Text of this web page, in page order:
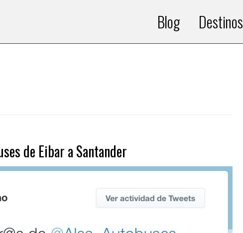
Blog Destinos
de Eibar a Santander